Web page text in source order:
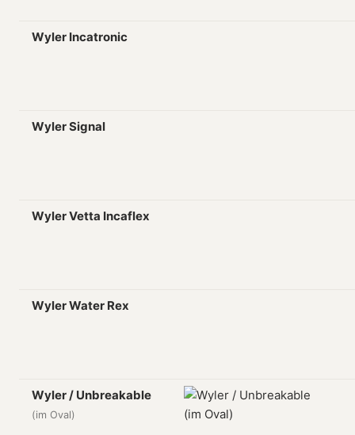
Wyler Incatronic
Wyler Signal
Wyler Vetta Incaflex
Wyler Water Rex
Wyler / Unbreakable
(im Oval)